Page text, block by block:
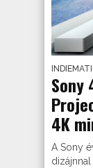
Sony
4K
A Sony